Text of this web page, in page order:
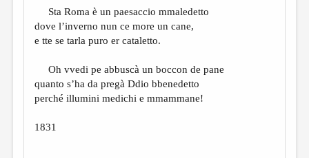
КУЛЬТУРОВЕДЕНИЕ
ПУБЛИЦИСТИКА
РЕЦЕНЗИРОВАНИЕ
ЦИКЛЫ ПУБЛИКАЦИЙ
Sta Roma è un paesaccio mmaledetto
dove l’inverno nun ce more un cane,
e tte se tarla puro er cataletto.
Oh vvedi pe abbuscà un boccon de pane
quanto s’ha da pregà Ddio bbenedetto
perché illumini medichi e mmammane!
1831